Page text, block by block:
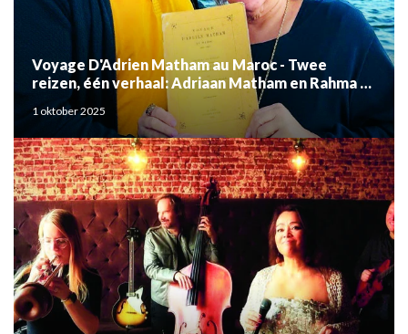
Voyage D'Adrien Matham au Maroc - Twee
reizen, één verhaal: Adriaan Matham en Rahma el
Mouden
1 oktober 2025